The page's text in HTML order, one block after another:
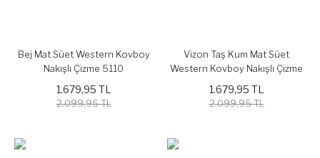
Bej Mat Süet Western Kovboy
Nakışlı Çizme 5110
1.679,95 TL
2.099,95 TL
Vizon Taş Kum Mat Süet
Western Kovboy Nakışlı Çizme
1.679,95 TL
2.099,95 TL